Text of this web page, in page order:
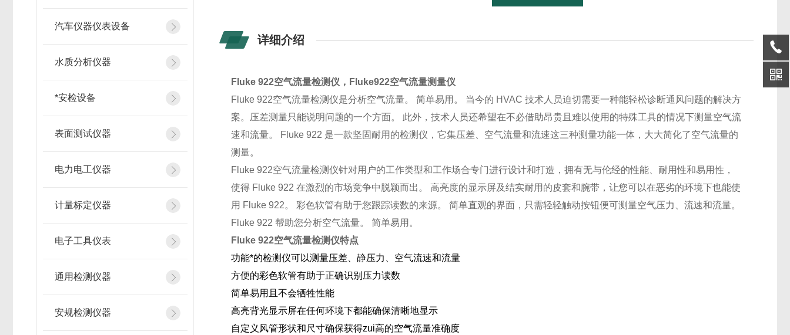
汽车仪器仪表设备
水质分析仪器
*安检设备
表面测试仪器
电力电工仪器
计量标定仪器
电子工具仪表
通用检测仪器
安规检测仪器
详细介绍
Fluke 922空气流量检测仪， Fluke922空气流量测量仪
Fluke 922空气流量检测仪是分析空气流量。 简单易用。 当今的 HVAC技术人员迫切需要一种能轻松诊断通风问题的解决方
案。压差测量只能说明问题的一个方面。 此外，技术人员还希望在不必借助昂贵且难以使用的特殊工具的情况下测量空气流
速和流量。
Fluke 922 是一款坚固耐用的检测仪，它集压差、空气流量和流速这三种测量功能一体，大大简化了空气流量的
测量。
Fluke 922空气流量检测仪针对用户的工作类型和工作场合专门进行设计和打造，拥有无与伦经的性能、耐用性和易用性，
使得 Fluke 922在激烈的市场竞争中脱颖而出。 高亮度的显示屏及结实耐用的皮套和腕带，让您可以在恶劣的环境下也能使
用 Fluke 922。 彩色软管有助于您跟踪读数的来源。 简单直观的界面，只需轻轻触动按钮便可测量空气压力、流速和流量。
Fluke 922帮助您分析空气流量。 简单易用。
Fluke 922空气流量检测仪特点
功能*的检测仪可以测量压差、静压力、空气流速和流量
方便的彩色软管有助于正确识别压力读数
简单易用且不会牺牲性能
高亮背光显示屏在任何环境下都能确保清晰地显示
自定义风管形状和尺寸确保获得zui高的空气流量准确度